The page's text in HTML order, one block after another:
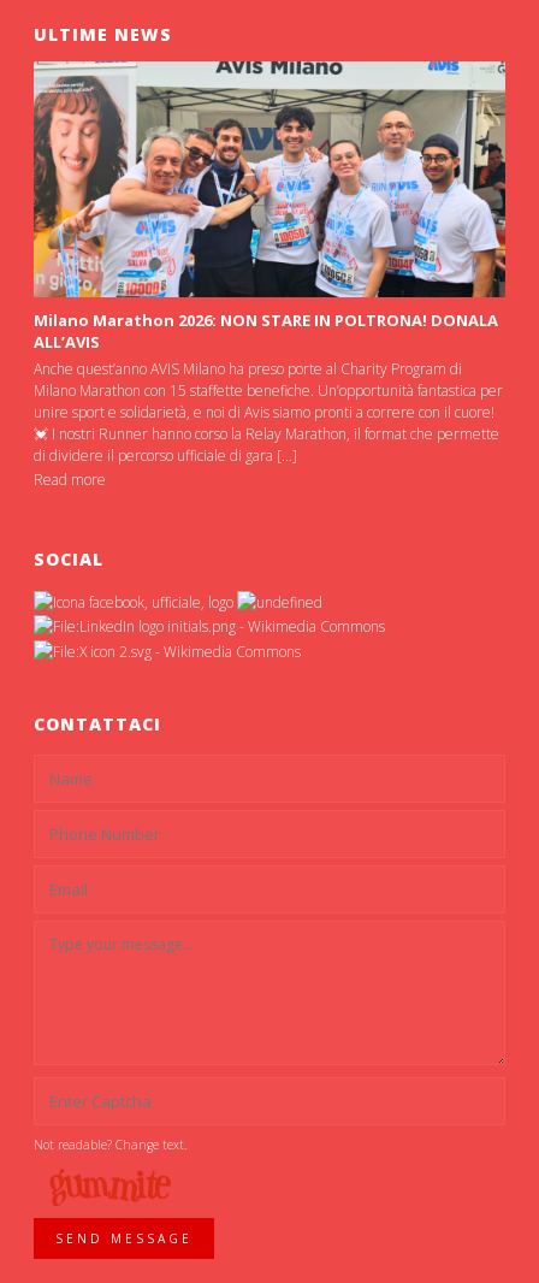
ULTIME NEWS
Milano Marathon 2026: NON STARE IN POLTRONA! DONALA
ALL’AVIS
Anche quest’anno AVIS Milano ha preso porte al Charity Program di
Milano Marathon con 15 staffette benefiche. Un’opportunità fantastica per
unire sport e solidarietà, e noi di Avis siamo pronti a correre con il cuore!
💓 I nostri Runner hanno corso la Relay Marathon, il format che permette
di dividere il percorso ufficiale di gara […]
Read more
SOCIAL
CONTATTACI
Not readable? Change text.
SEND MESSAGE